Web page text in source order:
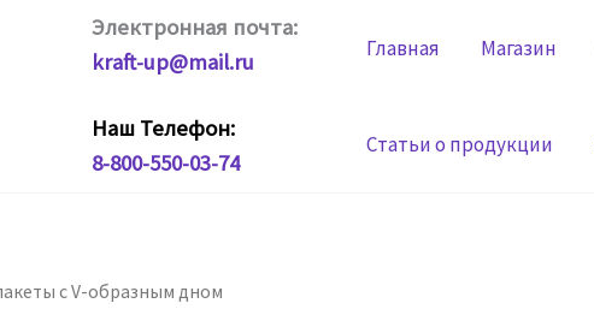
Электронная почта:
kraft-up@mail.ru
Наш Телефон:
8-800-550-03-74
Главная Магазин
Статьи о продукции
с V-образным дном